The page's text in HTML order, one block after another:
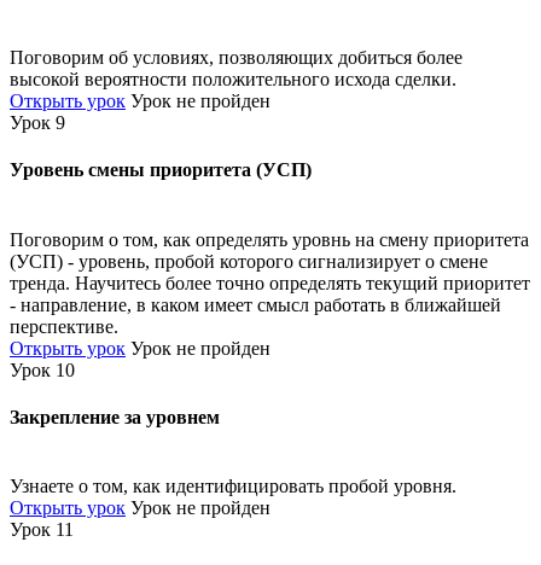
Поговорим об условиях, позволяющих добиться более
высокой вероятности положительного исхода сделки.
Открыть урок Урок не пройден
Урок 9
Уровень смены приоритета (УСП)
Поговорим о том, как определять уровнь на смену приоритета
(УСП) - уровень, пробой которого сигнализирует о смене
тренда. Научитесь более точно определять текущий приоритет
- направление, в каком имеет смысл работать в ближайшей
перспективе.
Открыть урок Урок не пройден
Урок 10
Закрепление за уровнем
Узнаете о том, как идентифицировать пробой уровня.
Открыть урок Урок не пройден
Урок 11